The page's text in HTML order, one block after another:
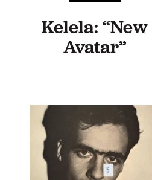
Kelela: “New
Avatar”